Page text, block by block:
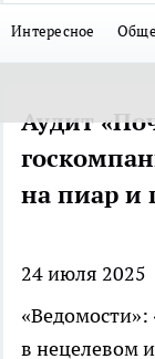
Интересное
Аудит
на пиар и
24 июля 2025
«Ведомости»:
в нецелевом